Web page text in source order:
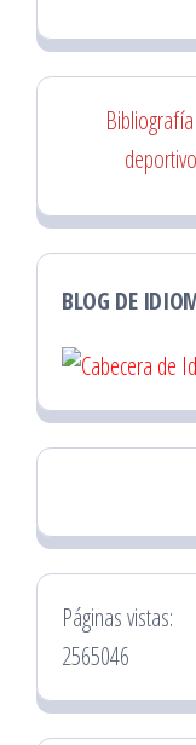
deportivo
BLOG DE
Páginas vistas:
2565046